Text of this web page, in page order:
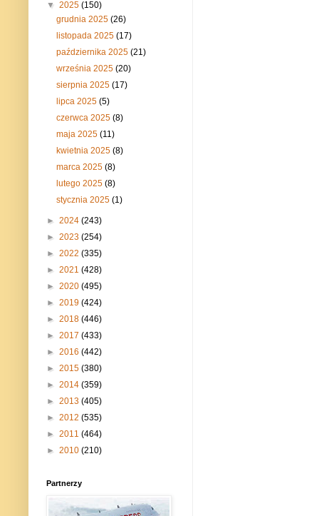
▼ 2025 (150)
grudnia 2025(26)
listopada 2025(17)
października 2025(21)
września 2025(20)
sierpnia 2025(17)
lipca 2025(5)
czerwca 2025(8)
maja 2025(11)
kwietnia 2025(8)
marca 2025(8)
lutego 2025(8)
stycznia 2025(1)
► 2024 (243)
► 2023 (254)
► 2022 (335)
► 2021 (428)
► 2020 (495)
► 2019 (424)
► 2018 (446)
► 2017 (433)
► 2016 (442)
► 2015 (380)
► 2014 (359)
► 2013 (405)
► 2012 (535)
► 2011 (464)
► 2010 (210)
Partnerzy